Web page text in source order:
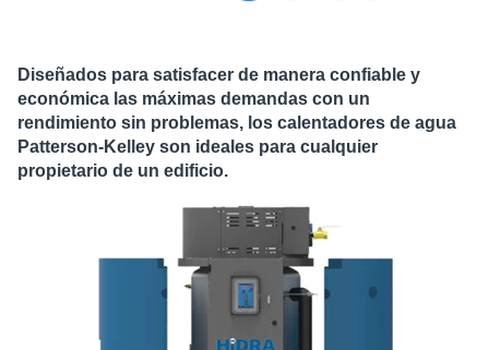
Diseñados para satisfacer de manera confiable y
económica las máximas demandas con un
rendimiento sin problemas, los calentadores de agua
Patterson-Kelley son ideales para cualquier
propietario de un edificio.